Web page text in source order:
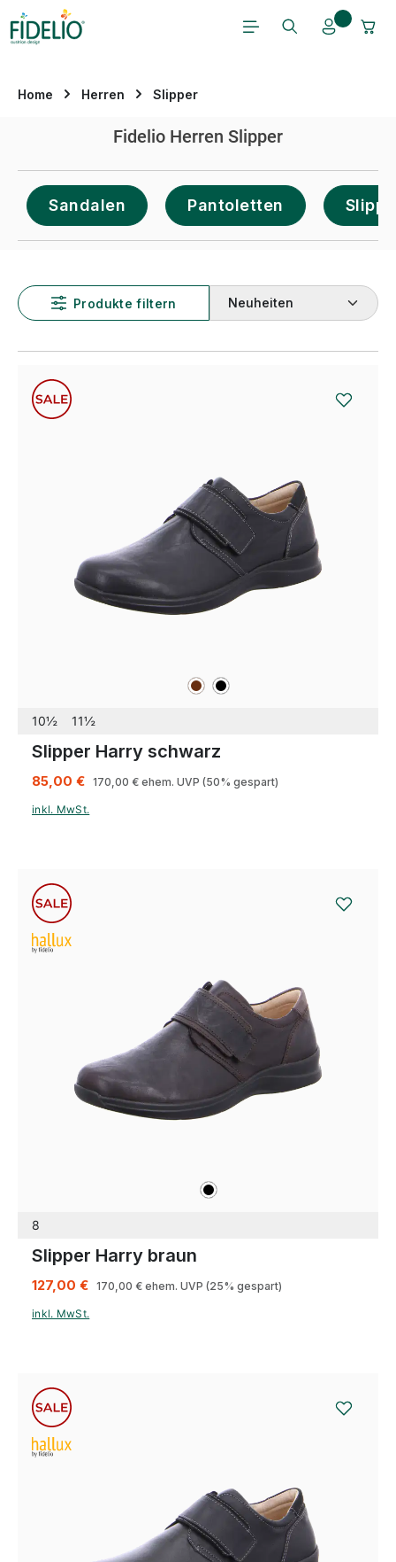
Zum Hauptinhalt springen
Home Herren Slipper
Fidelio Herren Slipper
Sandalen Pantoletten
Produkte filtern
braunschwarz
10½ 11½
Slipper Harry schwarz
85,00 € 170,00 € ehem. UVP (50% gespart)
inkl. MwSt.
schwarz
8
Slipper Harry braun
127,00 € 170,00 € ehem. UVP (25% gespart)
inkl. MwSt.